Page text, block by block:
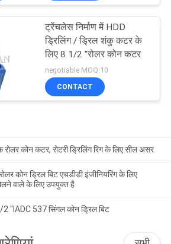
ट्रेंचलेस निर्माण में HDD
ड्रिलिंग / ड्रिल शंकु कटर के
लिए 8 1/2 "रोलर कोन कटर
negotiable MOQ:10
CONTACT
रोलर कोन कटर, रोटरी ड्रिलिंग रिग के लिए सील असर
कोन ड्रिल बिट एचडीडी इंजीनियरिंग के लिए
वाले के लिए उपयुक्त है
2 "IADC 537 सिंगल कोन ड्रिल बिट